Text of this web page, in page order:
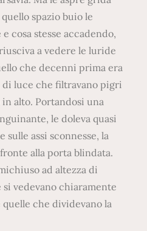
spazio buio le
cosa stesse accadendo,
a vedere le luride
che decenni prima era
di luce che filtravano pigri
alto. Portandosi una
le doleva quasi
sulle assi sconnesse, la
alla porta blindata.
ad altezza di
vedevano chiaramente
quelle che dividevano la